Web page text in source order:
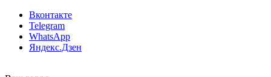
Вконтакте
Telegram
WhatsApp
Яндекс.Дзен